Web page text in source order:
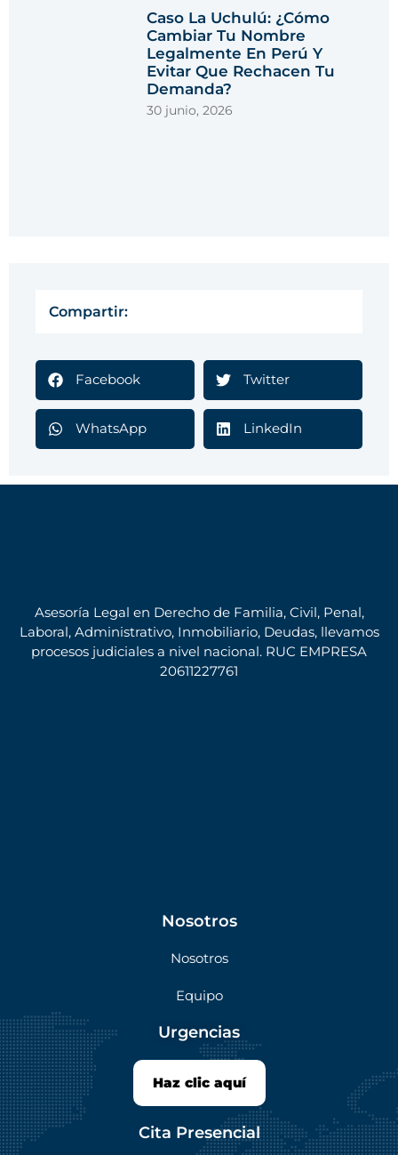
Caso La Uchulú: ¿cómo
Cambiar Tu Nombre
Legalmente En Perú Y
Evitar Que Rechacen Tu
Demanda?
30 junio, 2026
Compartir:
Facebook Twitter
WhatsApp LinkedIn
Asesoría Legal en Derecho de Familia, Civil, Penal,
Laboral, Administrativo, Inmobiliario, Deudas, llevamos
procesos judiciales a nivel nacional. RUC EMPRESA
20611227761
Nosotros
Nosotros
Equipo
Urgencias
Haz clic aquí
Cita Presencial